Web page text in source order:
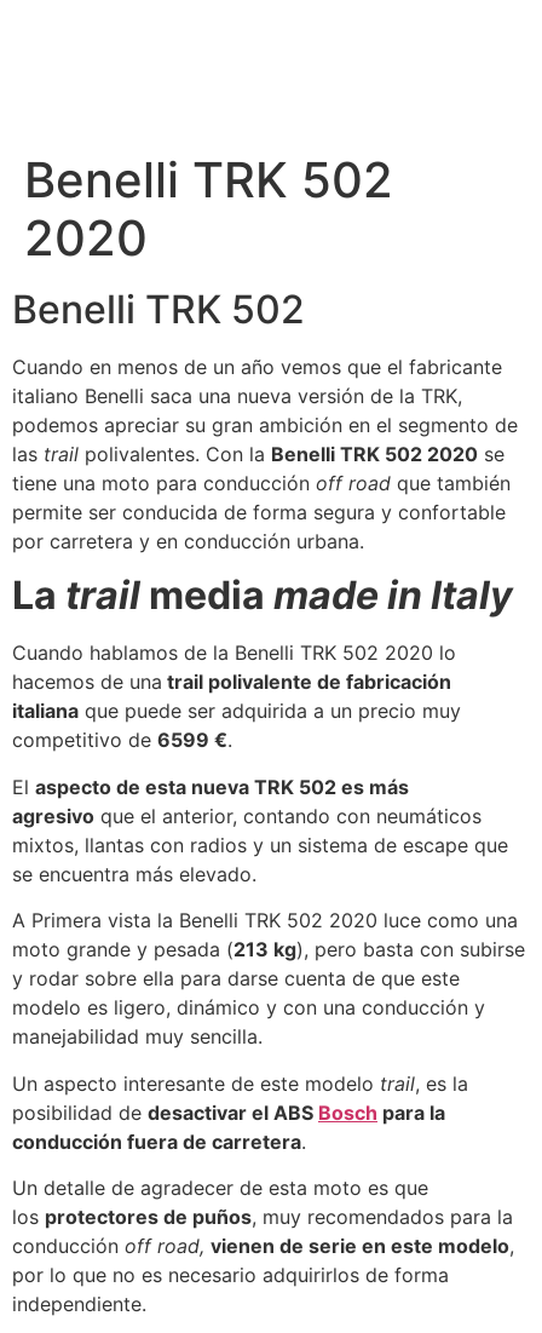
Benelli TRK 502
2020
Benelli TRK 502
Cuando en menos de un año vemos que el fabricante
italiano Benelli saca una nueva versión de la TRK,
podemos apreciar su gran ambición en el segmento de
las trail polivalentes. Con la Benelli TRK 502 2020 se
tiene una moto para conducción off road que también
permite ser conducida de forma segura y confortable
por carretera y en conducción urbana.
La trail media made in Italy
Cuando hablamos de la Benelli TRK 502 2020 lo
hacemos de una trail polivalente de fabricación
italiana que puede ser adquirida a un precio muy
competitivo de 6599 €.
El aspecto de esta nueva TRK 502 es más
agresivo que el anterior, contando con neumáticos
mixtos, llantas con radios y un sistema de escape que
se encuentra más elevado.
A Primera vista la Benelli TRK 502 2020 luce como una
moto grande y pesada (213 kg), pero basta con subirse
y rodar sobre ella para darse cuenta de que este
modelo es ligero, dinámico y con una conducción y
manejabilidad muy sencilla.
Un aspecto interesante de este modelo trail, es la
posibilidad de desactivar el ABS Bosch para la
conducción fuera de carretera.
Un detalle de agradecer de esta moto es que
los protectores de puños, muy recomendados para la
conducción off road, vienen de serie en este modelo,
por lo que no es necesario adquirirlos de forma
independiente.